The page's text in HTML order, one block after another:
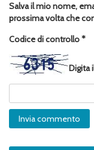
Salva il mio nome,
prossima volta che
Codice di controllo*
Digita